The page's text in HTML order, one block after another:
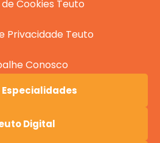
Cookies Teuto
Privacidade Teuto
Conosco
Digital